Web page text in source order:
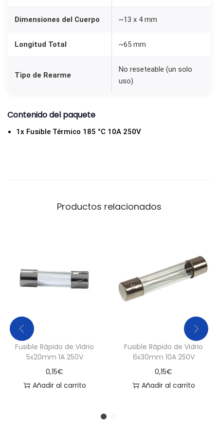
Dimensiones del Cuerpo ~13 x 4 mm
Longitud Total ~65 mm
Tipo de Rearme
No reseteable (un solo
uso)
Contenido del paquete
1x Fusible Térmico 185 °C 10A 250V
Productos relacionados
Fusible Rápido de Vidrio
5x20mm 1A 250V
0,15€
Añadir al carrito
Fusible Rápido de Vidrio
6x30mm 10A 250V
0,15€
Añadir al carrito